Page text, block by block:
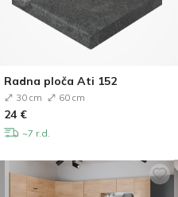
Radna ploča Ati 152
30 cm 60 cm
24 €
~7 r.d.